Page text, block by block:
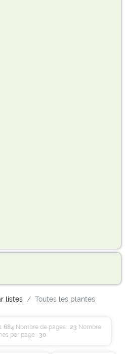
listes Toutes les plantes
684Nombre de pages : 23 Nombre
par page : 30